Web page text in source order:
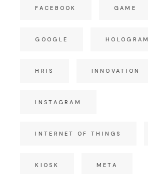
FACEBOOK GAME
GOOGLE HOLOGRAM
HRIS INNOVATION
INSTAGRAM
INTERNET OF THINGS
KIOSK META